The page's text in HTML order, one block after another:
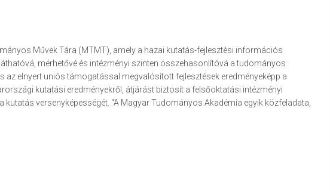
Művek Tára (MTMT), amely a hazai kutatás-fejlesztési információs
mérhetővé és intézményi szinten összehasonlítóvá a tudományos
elnyert uniós támogatással megvalósított fejlesztések eredményeképp a
kutatási eredményekről, átjárást biztosít a felsőoktatási intézményi
versenyképességét. "A Magyar Tudományos Akadémia egyik közfeladata,